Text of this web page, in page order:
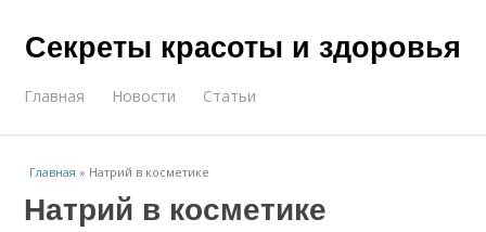
Секреты красоты и здоровья
Главная Новости Статьи
Главная » Натрий в косметике
Натрий в косметике